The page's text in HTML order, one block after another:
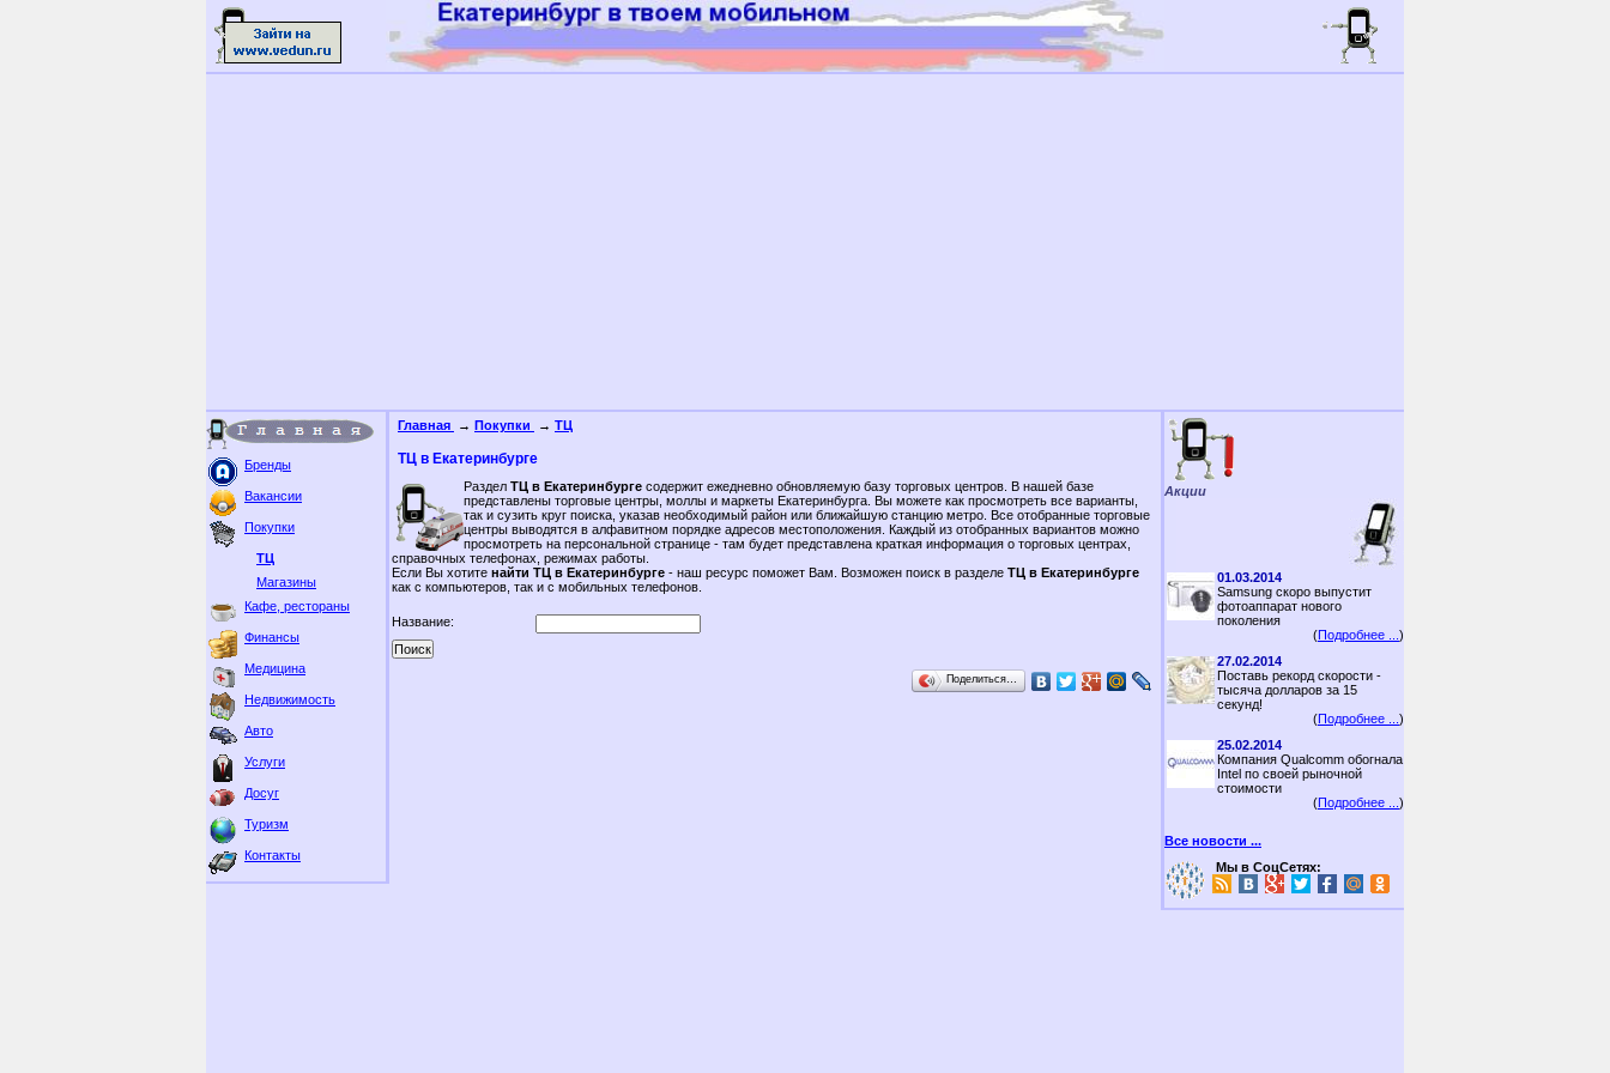
Бренды
Вакансии
Покупки
ТЦ
Магазины
Кафе, рестораны
Финансы
Медицина
Недвижимость
Авто
Услуги
Досуг
Туризм
Контакты
Главная → Покупки → ТЦ
ТЦ в Екатеринбурге
Раздел ТЦ в Екатеринбурге содержит ежедневно обновляемую базу торговых центров. В нашей базе
представлены торговые центры, моллы и маркеты Екатеринбурга. Вы можете как просмотреть все варианты,
так и сузить круг поиска, указав необходимый район или ближайшую станцию метро. Все отобранные торговые
центры выводятся в алфавитном порядке адресов местоположения. Каждый из отобранных вариантов можно
просмотреть на персональной странице - там будет представлена краткая информация о торговых центрах,
справочных телефонах, режимах работы.
Если Вы хотите найти ТЦ в Екатеринбурге - наш ресурс поможет Вам. Возможен поиск в разделе ТЦ в Екатеринбурге
как с компьютеров, так и с мобильных телефонов.
Название:
Поделиться…
Акции
01.03.2014
Samsung скоро выпустит
фотоаппарат нового
поколения
(Подробнее ... )
27.02.2014
Поставь рекорд скорости -
тысяча долларов за 15
секунд!
(Подробнее ... )
25.02.2014
Компания Qualcomm обогнала
Intel по своей рыночной
стоимости
(Подробнее ... )
Все новости ...
Мы в СоцСетях: